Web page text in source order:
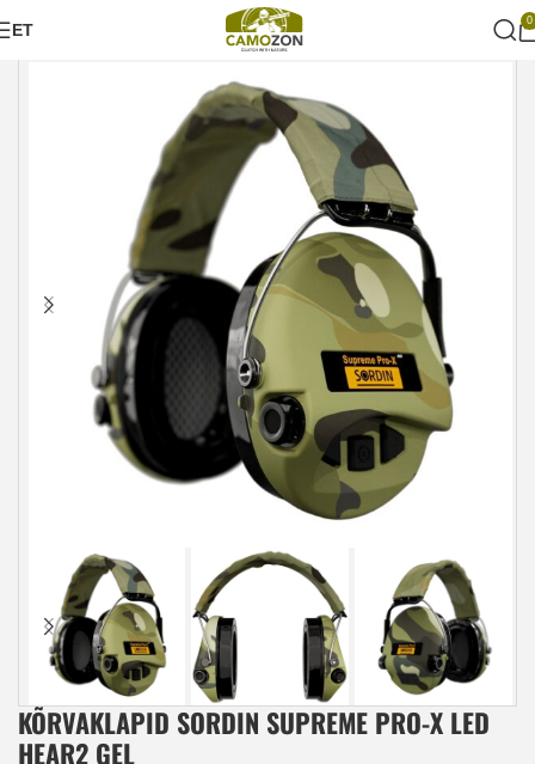
ET 0
Esileht Kõrvaklapid
KÕRVAKLAPID SORDIN SUPREME PRO-X LED
HEAR2 GEL